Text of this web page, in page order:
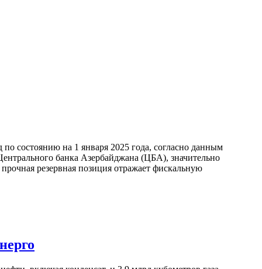
состоянию на 1 января 2025 года, согласно данным
банка Азербайджана (ЦБА), значительно
резервная позиция отражает фискальную